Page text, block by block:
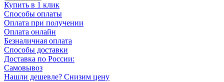
Купить в 1 клик
Способы оплаты
Оплата при получении
Оплата онлайн
Безналичная оплата
Способы доставки
Доставка по России:
Самовывоз
Нашли дешевле? Снизим цену